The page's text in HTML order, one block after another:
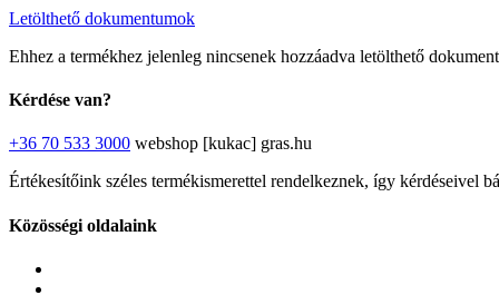
Letölthető dokumentumok
Ehhez a termékhez jelenleg nincsenek hozzáadva letölthető
Kérdése van?
+36 70 533 3000 webshop [kukac] gras.hu
Értékesítőink széles termékismerettel rendelkeznek, így kérdéseivel
Közösségi oldalaink